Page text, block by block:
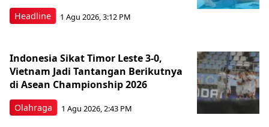
Headline 1 Agu 2026, 3:12 PM
Olahraga
Indonesia Sikat Timor Leste 3-0,
Vietnam Jadi Tantangan Berikutnya
di Asean Championship 2026
1 Agu 2026, 2:43 PM